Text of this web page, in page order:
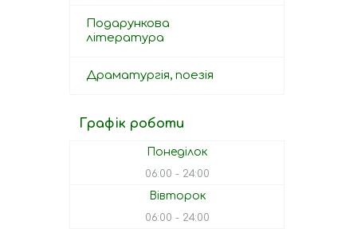
Подарункова
література
Драматургія, поезія
Графік роботи
Понеділок
06:00 24:00
Вівторок
06:00 24:00